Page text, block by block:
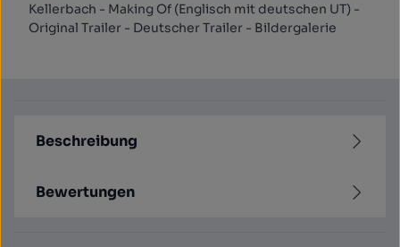
Kellerbach - Making Of (Englisch mit deutschen UT) -
Original Trailer - Deutscher Trailer - Bildergalerie
Beschreibung
Bewertungen